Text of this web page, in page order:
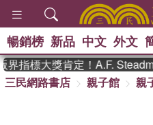
熱
暢銷榜 新品 中文 外文
指標大獎肯定！A.F.
三民網路書店
親子館 親